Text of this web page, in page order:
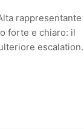
rappresentante
forte e chiaro: il
escalation.